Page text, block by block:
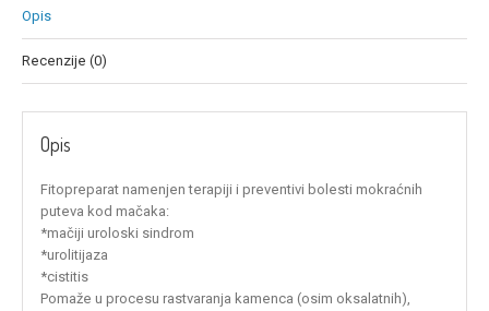
Opis
Recenzije (0)
Opis
Fitopreparat namenjen terapiji i preventivi bolesti mokraćnih
puteva kod mačaka:
*mačiji uroloski sindrom
*urolitijaza
*cistitis
Pomaže u procesu rastvaranja kamenca (osim oksalatnih),